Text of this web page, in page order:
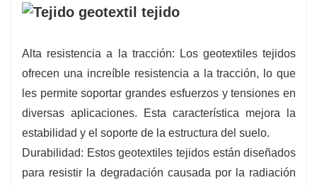
Alta resistencia a la tracción: Los geotextiles tejidos
ofrecen una increíble resistencia a la tracción, lo que
les permite soportar grandes esfuerzos y tensiones en
diversas aplicaciones. Esta característica mejora la
estabilidad y el soporte de la estructura del suelo.
Durabilidad: Estos geotextiles tejidos están diseñados
para resistir la degradación causada por la radiación